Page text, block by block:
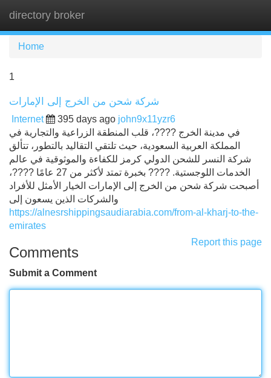
directory broker
Home
1
شركة شحن من الخرج إلى الإمارات
Internet 395 days ago john9x11yzr6
في مدينة الخرج ????، قلب المنطقة الزراعية والتجارية في
المملكة العربية السعودية، حيث تلتقي التقاليد بالتطور، تتألق
شركة النسر للشحن الدولي كرمز للكفاءة والموثوقية في عالم
الخدمات اللوجستية. ???? بخبرة تمتد لأكثر من 27 عامًا ????،
أصبحت شركة شحن من الخرج إلى الإمارات الخيار الأمثل للأفراد
والشركات الذين يسعون إلى
https://alnesrshippingsaudiarabia.com/from-al-kharj-to-the-
emirates
Report this page
Comments
Submit a Comment